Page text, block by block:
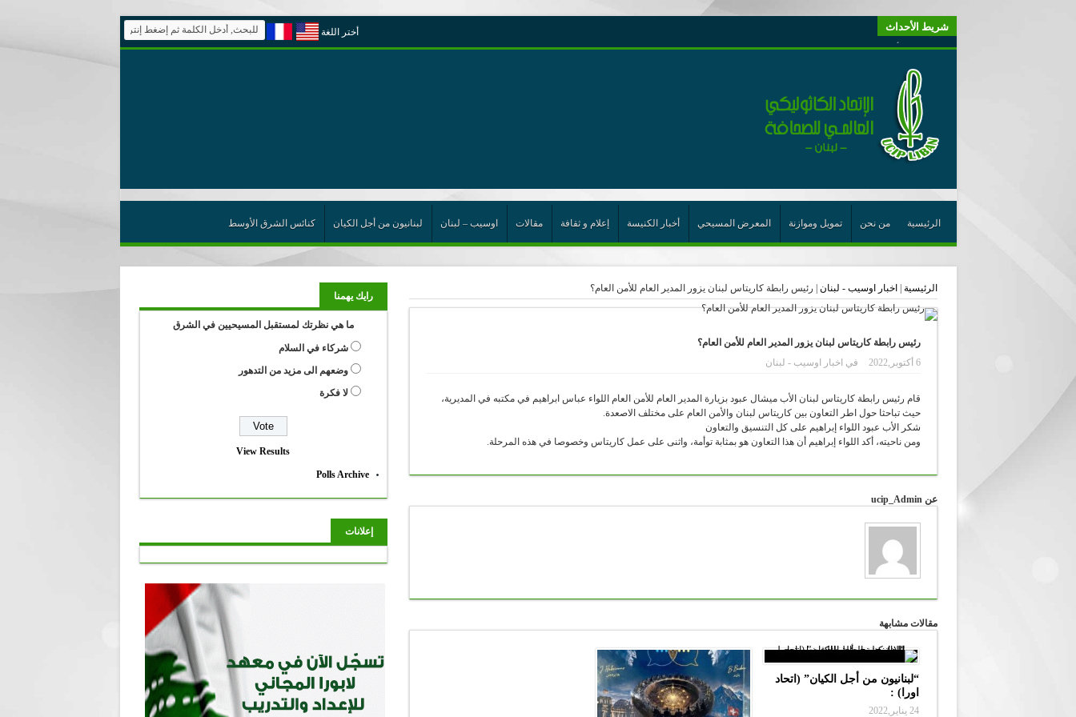
شريط الأحداث
“لبنانيون من أجل الكيان” (اتحاد اورا) : طرح رئيس الجمهورية حول اللامركزية الموسعة شرط واجب للخروج من حالة الجمود
“الوحدة في التعدّد: إعادة بناء الديمقراطيّة التوافقيّة في لبنان”
يتبع في معنى الأعجوبة
ترشيح أسعد جوان لجائزة نوبل يعزّز تثبيت
احتفالات عيد القديس شربل تتواصل في بقاعكفرا…
الأعجوبة في المسيحيّة: معنًى وحدًّا
من يختصر الله يجعل الدين خطرًا
أيّ عيش مشترك نريد؟
أختر اللغة
الرئيسية من نحن تمويل وموازنة المعرض المسيحي أخبار الكنيسة إعلام و ثقافة مقالات اوسيب – لبنان لبنانيون من أجل الكيان كنائس الشرق الأوسط
الرئيسية اخبار اوسيب - لبنان رئيس رابطة كاريتاس لبنان يزور المدير العام للأمن العام؟
رئيس رابطة كاريتاس لبنان يزور المدير العام للأمن العام؟
6 أكتوبر,2022
في اخبار اوسيب - لبنان
قام رئيس رابطة كاريتاس لبنان الأب ميشال عبود بزيارة المدير العام للأمن العام اللواء عباس ابراهيم في مكتبه في المديرية،
حيث تباحثا حول اطر التعاون بين كاريتاس لبنان والأمن العام على مختلف الاصعدة.
شكر الأب عبود اللواء إبراهيم على كل التنسيق والتعاون
ومن ناحيته، أكد اللواء إبراهيم أن هذا التعاون هو بمثابة توأمة، واثنى على عمل كاريتاس وخصوصا في هذه المرحلة.
عن ucip_Admin
مقالات مشابهة
“لبنانيون من أجل الكيان” (اتحاد
اورا) :
24 يناير,2022
رايك يهمنا
ما هي نظرتك لمستقبل المسيحيين في الشرق
شركاء في السلام
وضعهم الى مزيد من التدهور
لا فكرة
View Results
Polls Archive
إعلانات